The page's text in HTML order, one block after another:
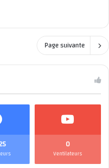
Page suivante
0
Ventilateurs